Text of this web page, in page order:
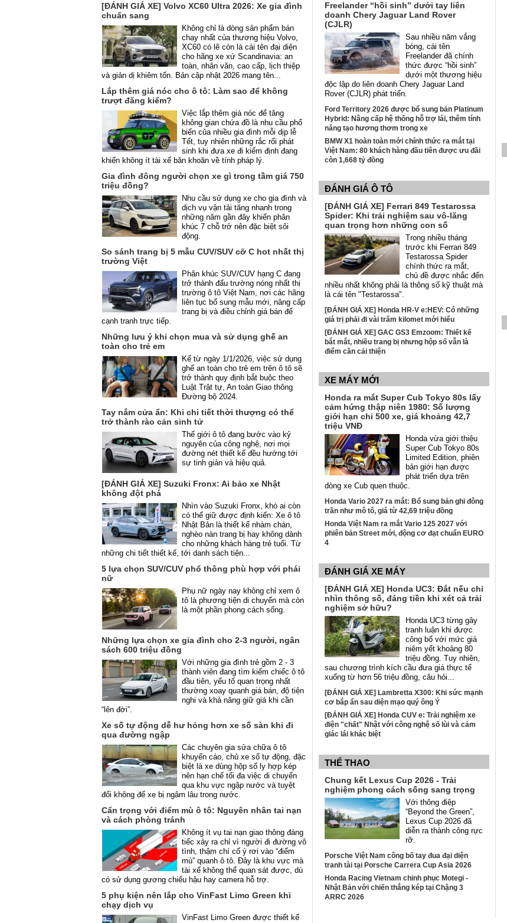
[ĐÁNH GIÁ XE] Volvo XC60 Ultra 2026: Xe gia đình
chuẩn sang
Không chỉ là dòng sản phẩm bán
chạy nhất của thương hiệu Volvo,
XC60 có lẽ còn là cái tên đại diện
cho hãng xe xứ Scandinavia: an
toàn, nhân văn, cao cấp, lịch thiệp
và giản dị khiêm tốn. Bản cập nhật 2026 mang tên...
Lắp thêm giá nóc cho ô tô: Làm sao để không
trượt đăng kiểm?
Việc lắp thêm giá nóc để tăng
không gian chứa đồ là nhu cầu phổ
biến của nhiều gia đình mỗi dịp lễ
Tết, tuy nhiên những rắc rối phát
sinh khi đưa xe đi kiểm định đang
khiến không ít tài xế băn khoăn về tính pháp lý.
Gia đình đông người chọn xe gì trong tầm giá 750
triệu đồng?
Nhu cầu sử dụng xe cho gia đình và
dịch vụ vận tải tăng nhanh trong
những năm gần đây khiến phân
khúc 7 chỗ trở nên đặc biệt sôi
động.
So sánh trang bị 5 mẫu CUV/SUV cỡ C hot nhất thị
trường Việt
Phân khúc SUV/CUV hạng C đang
trở thành đấu trường nóng nhất thị
trường ô tô Việt Nam, nơi các hãng
liên tục bổ sung mẫu mới, nâng cấp
trang bị và điều chỉnh giá bán để
cạnh tranh trực tiếp.
Những lưu ý khi chọn mua và sử dụng ghế an
toàn cho trẻ em
Kể từ ngày 1/1/2026, việc sử dụng
ghế an toàn cho trẻ em trên ô tô sẽ
trở thành quy định bắt buộc theo
Luật Trật tự, An toàn Giao thông
Đường bộ 2024.
Tay nắm cửa ẩn: Khi chi tiết thời thượng có thể
trở thành rào cản sinh tử
Thế giới ô tô đang bước vào kỷ
nguyên của công nghệ, nơi mọi
đường nét thiết kế đều hướng tới
sự tinh giản và hiệu quả.
[ĐÁNH GIÁ XE] Suzuki Fronx: Ai bảo xe Nhật
không đột phá
Nhìn vào Suzuki Fronx, khó ai còn
có thể giữ được định kiến: Xe ô tô
Nhật Bản là thiết kế nhàm chán,
nghèo nàn trang bị hay không dành
cho những khách hàng trẻ tuổi. Từ
những chi tiết thiết kế, tới danh sách tiện...
5 lựa chọn SUV/CUV phổ thông phù hợp với phái
nữ
Phụ nữ ngày nay không chỉ xem ô
tô là phương tiện di chuyển mà còn
là một phần phong cách sống.
Những lựa chọn xe gia đình cho 2-3 người, ngân
sách 600 triệu đồng
Với những gia đình trẻ gồm 2 - 3
thành viên đang tìm kiếm chiếc ô tô
đầu tiên, yếu tố quan trọng nhất
thường xoay quanh giá bán, độ tiện
nghi và khả năng giữ giá khi cần
“lên đời”.
Xe số tự động dễ hư hỏng hơn xe số sàn khi đi
qua đường ngập
Các chuyên gia sửa chữa ô tô
khuyến cáo, chủ xe số tự động, đặc
biệt là xe dùng hộp số ly hợp kép
nên hạn chế tối đa việc di chuyển
qua khu vực ngập nước và tuyệt
đối không để xe bị ngâm lâu trong nước.
Cẩn trọng với điểm mù ô tô: Nguyên nhân tai nạn
và cách phòng tránh
Không ít vụ tai nạn giao thông đáng
tiếc xảy ra chỉ vì người đi đường vô
tình, thậm chí cố ý rơi vào “điểm
mù” quanh ô tô. Đây là khu vực mà
tài xế không thể quan sát được, dù
có sử dụng gương chiếu hậu hay camera hỗ trợ.
5 phụ kiện nên lắp cho VinFast Limo Green khi
chạy dịch vụ
VinFast Limo Green được thiết kế
Freelander “hồi sinh” dưới tay liên
doanh Chery Jaguar Land Rover
(CJLR)
Sau nhiều năm vắng
bóng, cái tên
Freelander đã chính
thức được “hồi sinh”
dưới một thương hiệu
độc lập do liên doanh Chery Jaguar Land
Rover (CJLR) phát triển.
Ford Territory 2026 được bổ sung bản Platinum
Hybrid: Nâng cấp hệ thống hỗ trợ lái, thêm tính
năng tạo hương thơm trong xe
BMW X1 hoàn toàn mới chính thức ra mắt tại
Việt Nam: 80 khách hàng đầu tiên được ưu đãi
còn 1,668 tỷ đồng
ĐÁNH GIÁ Ô TÔ
[ĐÁNH GIÁ XE] Ferrari 849 Testarossa
Spider: Khi trải nghiệm sau vô-lăng
quan trọng hơn những con số
Trong nhiều tháng
trước khi Ferrari 849
Testarossa Spider
chính thức ra mắt,
chủ đề được nhắc đến
nhiều nhất không phải là thông số kỹ thuật mà
là cái tên "Testarossa".
[ĐÁNH GIÁ XE] Honda HR-V e:HEV: Có những
giá trị phải đi vài trăm kilomet mới hiểu
[ĐÁNH GIÁ XE] GAC GS3 Emzoom: Thiết kế
bắt mắt, nhiều trang bị nhưng hộp số vẫn là
điểm cần cải thiện
XE MÁY MỚI
Honda ra mắt Super Cub Tokyo 80s lấy
cảm hứng thập niên 1980: Số lượng
giới hạn chỉ 500 xe, giá khoảng 42,7
triệu VNĐ
Honda vừa giới thiệu
Super Cub Tokyo 80s
Limited Edition, phiên
bản giới hạn được
phát triển dựa trên
dòng xe Cub quen thuộc.
Honda Vario 2027 ra mắt: Bổ sung bản ghi đông
trần như mô tô, giá từ 42,69 triệu đồng
Honda Việt Nam ra mắt Vario 125 2027 với
phiên bản Street mới, động cơ đạt chuẩn EURO
4
ĐÁNH GIÁ XE MÁY
[ĐÁNH GIÁ XE] Honda UC3: Đắt nếu chỉ
nhìn thông số, đáng tiền khi xét cả trải
nghiệm sở hữu?
Honda UC3 từng gây
tranh luận khi được
công bố với mức giá
niêm yết khoảng 80
triệu đồng. Tuy nhiên,
sau chương trình kích cầu đưa giá thực tế
xuống từ hơn 56 triệu đồng, câu hỏi...
[ĐÁNH GIÁ XE] Lambretta X300: Khi sức mạnh
cơ bắp ẩn sau diện mạo quý ông Ý
[ĐÁNH GIÁ XE] Honda CUV e: Trải nghiệm xe
điện "chất" Nhật với công nghệ số lùi và cảm
giác lái khác biệt
THỂ THAO
Chung kết Lexus Cup 2026 - Trải
nghiệm phong cách sống sang trọng
Với thông điệp
“Beyond the Green”,
Lexus Cup 2026 đã
diễn ra thành công rực
rỡ.
Porsche Việt Nam công bố tay đua đại diện
tranh tài tại Porsche Carrera Cup Asia 2026
Honda Racing Vietnam chinh phục Motegi -
Nhật Bản với chiến thắng kép tại Chặng 3
ARRC 2026